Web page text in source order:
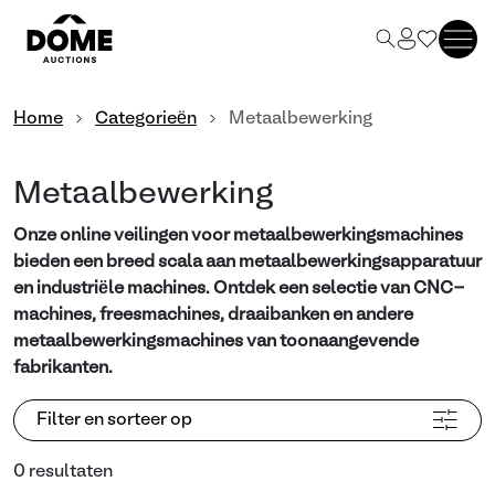
Home Categorieën Metaalbewerking
Metaalbewerking
Onze online veilingen voor metaalbewerkingsmachines
bieden een breed scala aan metaalbewerkingsapparatuur
en industriële machines. Ontdek een selectie van CNC-
machines, freesmachines, draaibanken en andere
metaalbewerkingsmachines van toonaangevende
fabrikanten.
Filter en sorteer op
0 resultaten